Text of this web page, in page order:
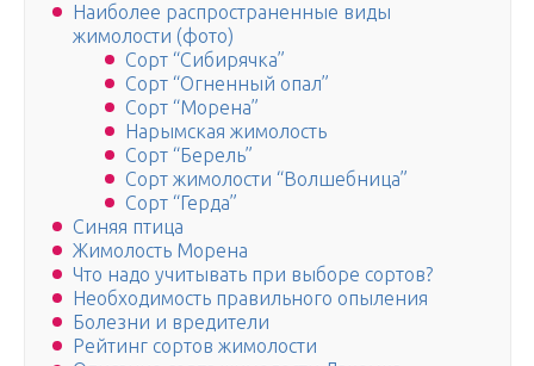
Наиболее распространенные виды
жимолости (фото)
Сорт “Сибирячка”
Сорт “Огненный опал”
Сорт “Морена”
Нарымская жимолость
Сорт “Берель”
Сорт жимолости “Волшебница”
Сорт “Герда”
Синяя птица
Жимолость Морена
Что надо учитывать при выборе сортов?
Необходимость правильного опыления
Болезни и вредители
Рейтинг сортов жимолости